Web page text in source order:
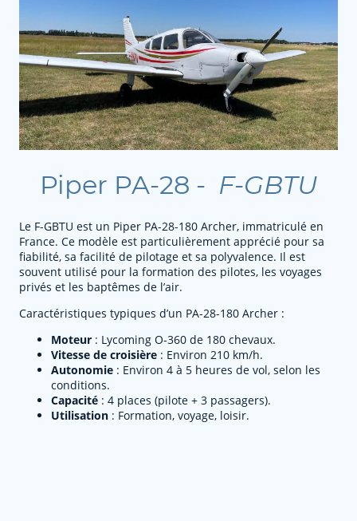
Piper PA-28 - F-GBTU
Le F-GBTU est un Piper PA-28-180 Archer, immatriculé en
France. Ce modèle est particulièrement apprécié pour sa
fiabilité, sa facilité de pilotage et sa polyvalence. Il est
souvent utilisé pour la formation des pilotes, les voyages
privés et les baptêmes de l’air.
Caractéristiques typiques d’un PA-28-180 Archer :
Moteur : Lycoming O-360 de 180 chevaux.
Vitesse de croisière : Environ 210 km/h.
Autonomie : Environ 4 à 5 heures de vol, selon les
conditions.
Capacité : 4 places (pilote + 3 passagers).
Utilisation : Formation, voyage, loisir.